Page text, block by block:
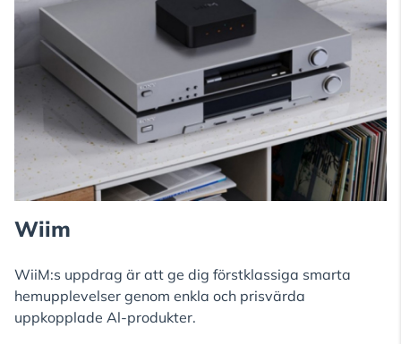
Wiim
WiiM:s uppdrag är att ge dig förstklassiga smarta
hemupplevelser genom enkla och prisvärda
uppkopplade Al-produkter.